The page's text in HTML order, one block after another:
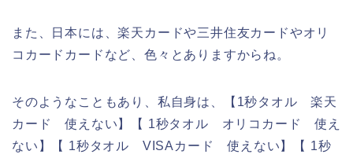
また、日本には、楽天カードや三井住友カードやオリ
コカードカードなど、色々とありますからね。
そのようなこともあり、私自身は、【1秒タオル 楽天
カード 使えない】【 1秒タオル オリコカード 使え
ない】【 1秒タオル VISAカード 使えない】【 1秒